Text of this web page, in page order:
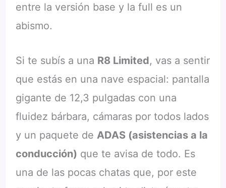
entre la versión base y la full es un
abismo.
Si te subís a una R8 Limited, vas a sentir
que estás en una nave espacial: pantalla
gigante de 12,3 pulgadas con una
fluidez bárbara, cámaras por todos lados
y un paquete de ADAS (asistencias a la
conducción) que te avisa de todo. Es
una de las pocas chatas que, por este